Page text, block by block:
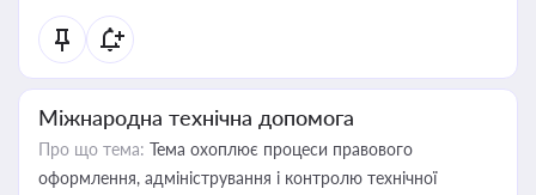
Міжнародна технічна допомога
Про що тема: Тема охоплює процеси правового
оформлення, адміністрування і контролю технічної